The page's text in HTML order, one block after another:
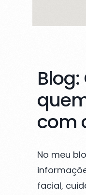
com
No meu
facial,